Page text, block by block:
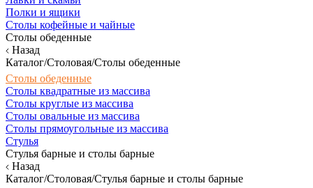
Полки и ящики
Столы кофейные и чайные
Столы обеденные
Назад
Каталог/Столовая/Столы обеденные
Столы обеденные
Столы квадратные из массива
Столы круглые из массива
Столы овальные из массива
Столы прямоугольные из массива
Стулья
Стулья барные и столы барные
Назад
Каталог/Столовая/Стулья барные и столы барные